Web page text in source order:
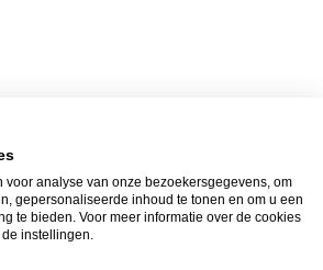
deze week letterlijk in
voor analyse van onze bezoekersgegevens, om
gepersonaliseerde inhoud te tonen en om u een
te bieden. Voor meer informatie over de cookies
instellingen.